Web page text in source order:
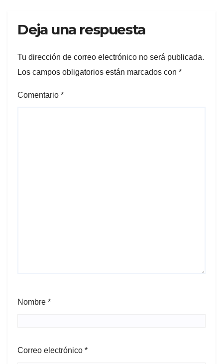
Deja una respuesta
Tu dirección de correo electrónico no será publicada.
Los campos obligatorios están marcados con *
Comentario *
Nombre *
Correo electrónico *